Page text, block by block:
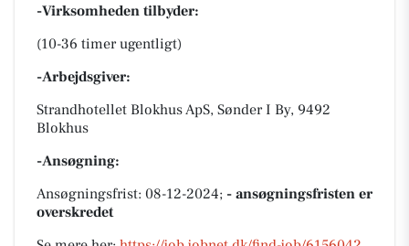
-Virksomheden tilbyder:
(10-36 timer ugentligt)
-Arbejdsgiver:
Strandhotellet Blokhus ApS, Sønder I By, 9492
Blokhus
-Ansøgning:
Ansøgningsfrist: 08-12-2024; - ansøgningsfristen er
overskredet